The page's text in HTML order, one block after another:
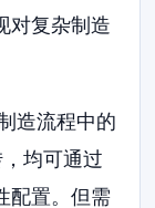
对复杂制造
造流程中的
均可通过
配置。但需